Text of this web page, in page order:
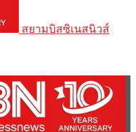
สยามบิสซิเนสนิวส์